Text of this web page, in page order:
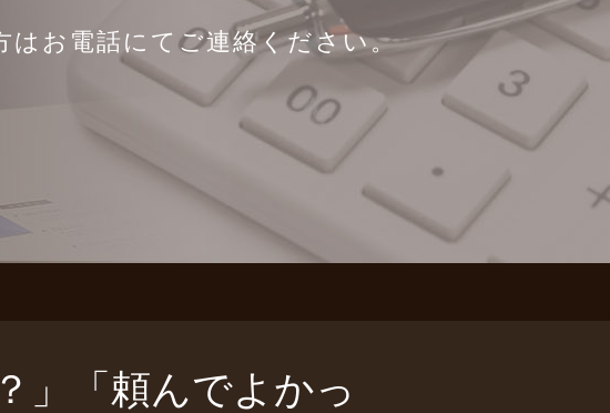
はお電話にてご連絡ください。
」「頼んでよかっ